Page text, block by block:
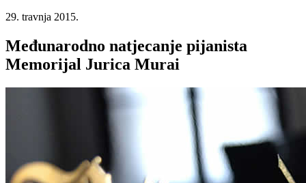
29. travnja 2015.
Međunarodno natjecanje pijanista
Memorijal Jurica Murai